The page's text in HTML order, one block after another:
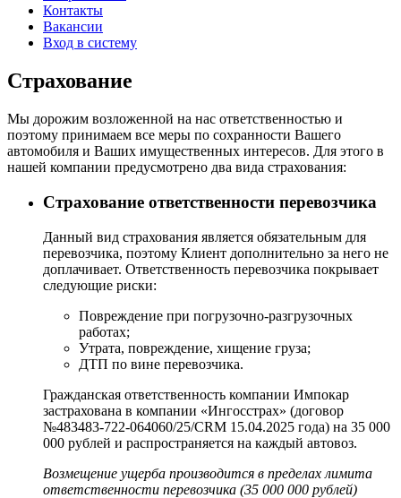
Контакты
Вакансии
Вход в систему
Страхование
Мы дорожим возложенной на нас ответственностью и
поэтому принимаем все меры по сохранности Вашего
автомобиля и Ваших имущественных интересов. Для этого в
нашей компании предусмотрено два вида страхования:
Страхование ответственности перевозчика
Данный вид страхования является обязательным для
перевозчика, поэтому Клиент дополнительно за него не
доплачивает. Ответственность перевозчика покрывает
следующие риски:
Повреждение при погрузочно-разгрузочных
работах;
Утрата, повреждение, хищение груза;
ДТП по вине перевозчика.
Гражданская ответственность компании Импокар
застрахована в компании «Ингосстрах» (договор
№483483-722-064060/25/CRM 15.04.2025 года) на 35 000
000 рублей и распространяется на каждый автовоз.
Возмещение ущерба производится в пределах лимита
ответственности перевозчика (35 000 000 рублей)